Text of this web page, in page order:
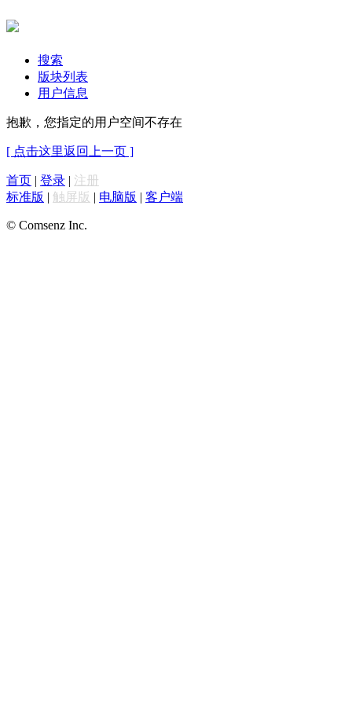
搜索
版块列表
用户信息
抱歉，您指定的用户空间不存在
[ 点击这里返回上一页 ]
首页 | 登录 | 注册
标准版 | 触屏版 | 电脑版 | 客户端
© Comsenz Inc.